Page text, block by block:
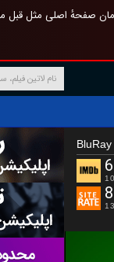
صفحهٔ اصلی مثل قبل